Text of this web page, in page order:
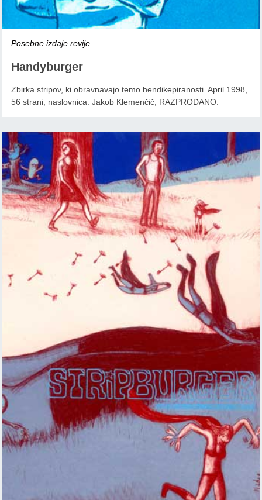
Posebne izdaje revije
Handyburger
Zbirka stripov, ki obravnavajo temo hendikepiranosti. April 1998,
56 strani, naslovnica: Jakob Klemenčič, RAZPRODANO.